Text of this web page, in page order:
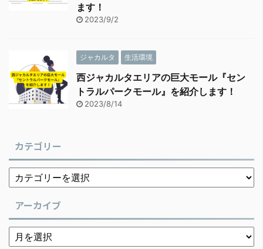
ます！
2023/9/2
ジャカルタ 生活環境
西ジャカルタエリアの巨大モール『セン
トラルパークモール』を紹介します！
2023/8/14
カテゴリー
アーカイブ